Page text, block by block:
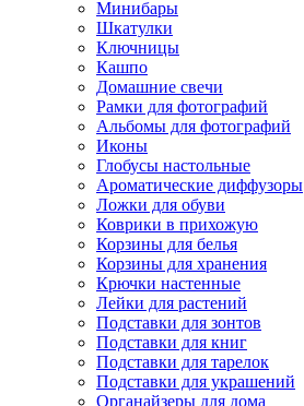
Минибары
Шкатулки
Ключницы
Кашпо
Домашние свечи
Рамки для фотографий
Альбомы для фотографий
Иконы
Глобусы настольные
Ароматические диффузоры
Ложки для обуви
Коврики в прихожую
Корзины для белья
Корзины для хранения
Крючки настенные
Лейки для растений
Подставки для зонтов
Подставки для книг
Подставки для тарелок
Подставки для украшений
Органайзеры для дома